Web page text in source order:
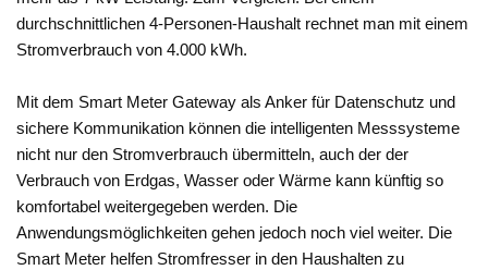
durchschnittlichen 4-Personen-Haushalt rechnet man mit einem
Stromverbrauch von 4.000 kWh.
Mit dem Smart Meter Gateway als Anker für Datenschutz und
sichere Kommunikation können die intelligenten Messsysteme
nicht nur den Stromverbrauch übermitteln, auch der der
Verbrauch von Erdgas, Wasser oder Wärme kann künftig so
komfortabel weitergegeben werden. Die
Anwendungsmöglichkeiten gehen jedoch noch viel weiter. Die
Smart Meter helfen Stromfresser in den Haushalten zu